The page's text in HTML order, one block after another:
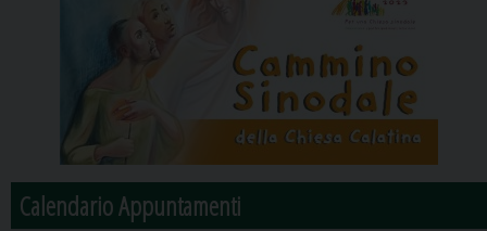
Calendario Appuntamenti